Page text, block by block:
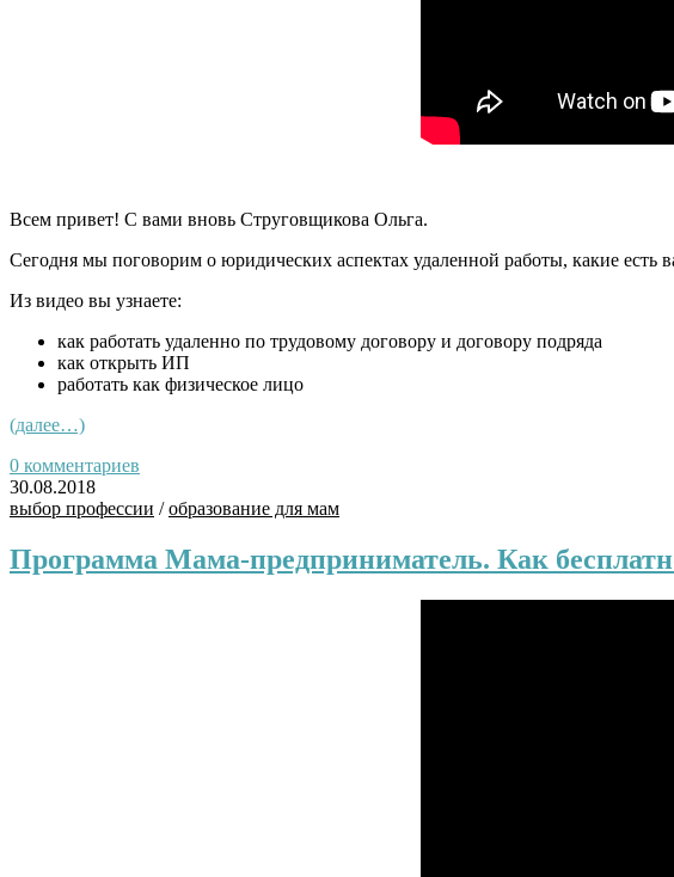
Всем привет! С вами вновь Струговщикова Ольга.
Сегодня мы поговорим о юридических аспектах удаленной работы, какие есть
Из видео вы узнаете:
как работать удаленно по трудовому договору и договору подряда
как открыть ИП
работать как физическое лицо
(далее…)
0 комментариев
30.08.2018
выбор профессии /образование для мам
Программа Мама-предприниматель. Как